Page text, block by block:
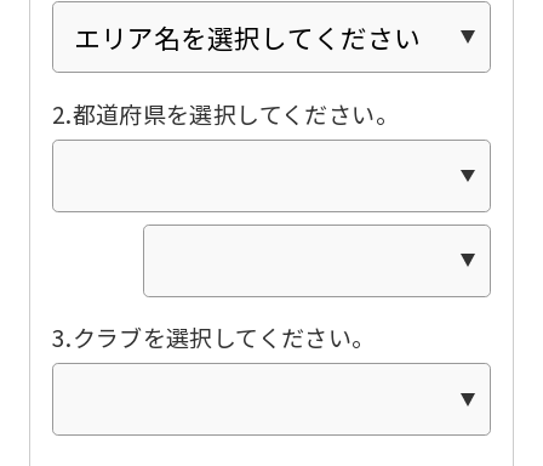
2.都道府県を選択してください。
3.クラブを選択してください。
the
link
below
automatic
to
return
to
top